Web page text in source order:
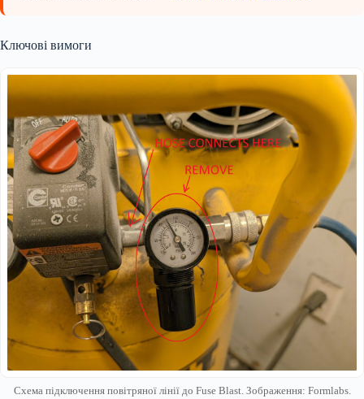
Ключові вимоги
Схема підключення повітряної лінії до Fuse Blast. Зображення: Formlabs.